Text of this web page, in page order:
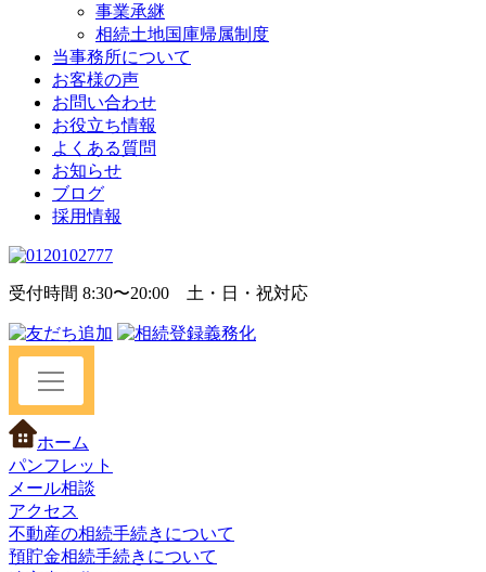
事業承継
相続土地国庫帰属制度
当事務所について
お客様の声
お問い合わせ
お役立ち情報
よくある質問
お知らせ
ブログ
採用情報
受付時間 8:30〜20:00 土・日・祝対応
ホーム
パンフレット
メール相談
アクセス
不動産の相続手続きについて
預貯金相続手続きについて